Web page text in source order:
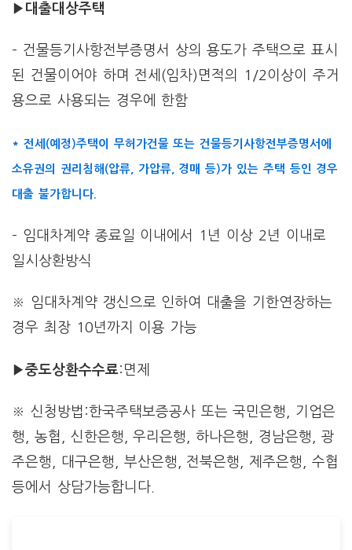
▶대출대상주택
– 건물등기사항전부증명서 상의 용도가 주택으로 표시
된 건물이어야 하며 전세(임차)면적의 1/2이상이 주거
용으로 사용되는 경우에 한함
* 전세(예정)주택이 무허가건물 또는 건물등기사항전부증명서에
소유권의 권리침해(압류, 가압류, 경매 등)가 있는 주택 등인 경우
대출 불가합니다.
– 임대차계약 종료일 이내에서 1년 이상 2년 이내로
일시상환방식
※ 임대차계약 갱신으로 인하여 대출을 기한연장하는
경우 최장 10년까지 이용 가능
▶중도상환수수료:면제
※ 신청방법:한국주택보증공사 또는 국민은행, 기업은
행, 농협, 신한은행, 우리은행, 하나은행, 경남은행, 광
주은행, 대구은행, 부산은행, 전북은행, 제주은행, 수협
등에서 상담가능합니다.